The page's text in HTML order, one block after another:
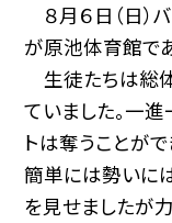
８月６日（日）
が原池体育館で
生徒たちは総
ていました。一
トは奪うことが
簡単には勢いに
を見せましたが